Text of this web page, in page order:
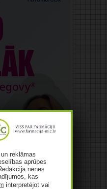
reklāmas
aprūpes
nenes
kas
interpretējot vai